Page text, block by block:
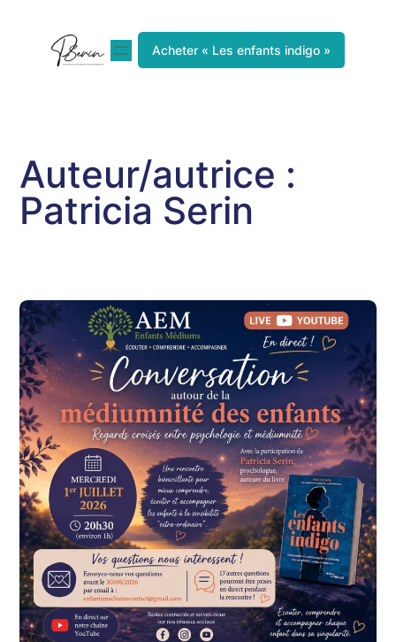
Acheter « Les enfants indigo »
Auteur/autrice :
Patricia Serin